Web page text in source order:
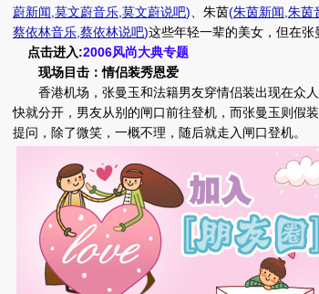
蔚新闻 莫文蔚音乐 莫文蔚说吧) 、朱茵(朱茵新闻 朱茵
蔡依林音乐 蔡依林说吧)这些年轻一辈的美女，但在
点击进入:2006风尚大典专题
现场目击：情侣装秀恩爱
香港机场，张曼玉和法籍男友穿情侣装出现在众人
快就分开，男友从别的闸口前往登机，而张曼玉则假
提问，除了微笑，一概不理，随后就走入闸口登机。